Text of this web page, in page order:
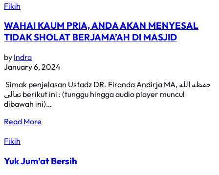
Fikih
WAHAI KAUM PRIA, ANDA AKAN MENYESAL
TIDAK SHOLAT BERJAMA’AH DI MASJID
by Indra
January 6, 2024
Simak penjelasan Ustadz DR. Firanda Andirja MA, حفظه الله
تعالى berikut ini : (tunggu hingga audio player muncul
dibawah ini)…
Read More
Fikih
Yuk Jum’at Bersih